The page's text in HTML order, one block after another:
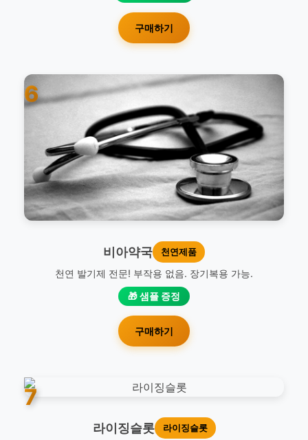
구매하기
6
비아약국 천연제품
천연 발기제 전문! 부작용 없음. 장기복용 가능.
🎁 샘플 증정
구매하기
7
라이징슬롯 라이징슬롯